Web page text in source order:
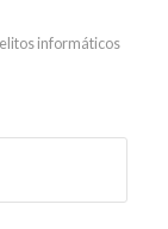
informáticos